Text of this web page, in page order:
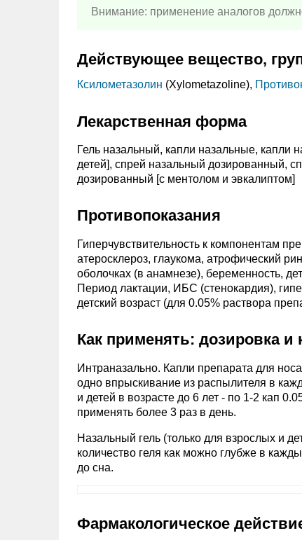
Внимание: применение аналогов
Действующее вещество,
Ксилометазолин (Xylometazoline),
Лекарственная форма
Гель назальный, капли назальные, капли
детей], спрей назальный дозированный,
дозированный [с ментолом и эвкалиптом]
Противопоказания
Гиперчувствительность к компонентам
атеросклероз, глаукома, атрофический
оболочках (в анамнезе), беременность,
Период лактации, ИБС (стенокардия),
детский возраст (для 0.05% раствора
Как применять: дозировка и
Интраназально. Капли препарата для
одно впрыскивание из распылителя в
и детей в возрасте до 6 лет - по 1-2 кап
применять более 3 раз в день.
Назальный гель (только для взрослых и
количество геля как можно глубже в
до сна.
Фармакологическое